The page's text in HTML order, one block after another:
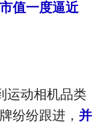
值一度逼近
运动相机品类
纷纷跟进， 并